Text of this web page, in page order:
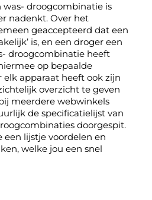
was- droogcombinatie is
nadenkt. Over het
geaccepteerd dat een
is, en een droger een
droogcombinatie heeft
op bepaalde
elk apparaat heeft ook zijn
overzicht te geven
meerdere webwinkels
de specificatielijst van
doorgespit.
lijstje voordelen en
welke jou een snel